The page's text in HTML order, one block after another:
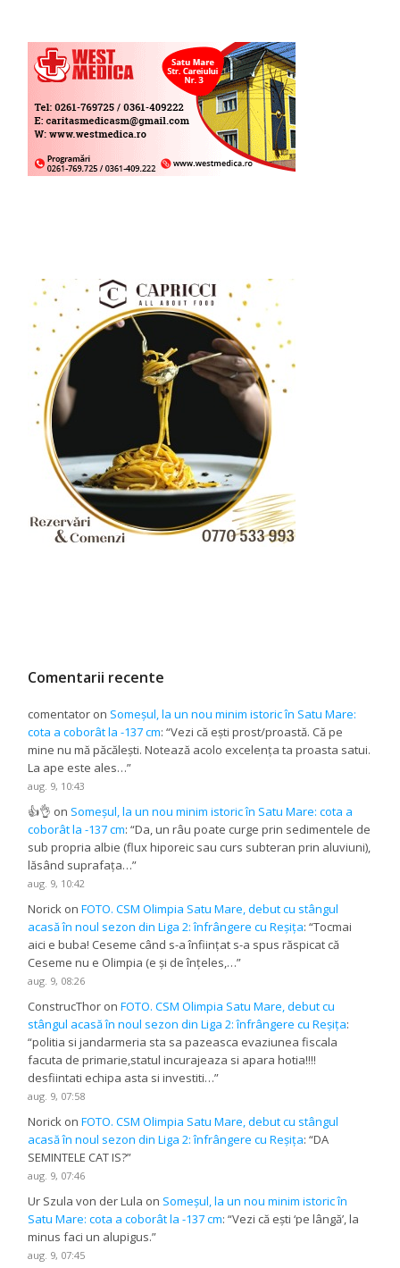
Comentarii recente
comentator on Someșul, la un nou minim istoric în Satu Mare:
cota a coborât la -137 cm: “Vezi că ești prost/proastă. Că pe
mine nu mă păcălești. Notează acolo excelența ta proasta satui.
La ape este ales…”
aug. 9, 10:43
👍👌 on Someșul, la un nou minim istoric în Satu Mare: cota a
coborât la -137 cm: “Da, un râu poate curge prin sedimentele de
sub propria albie (flux hiporeic sau curs subteran prin aluviuni),
lăsând suprafața…”
aug. 9, 10:42
Norick onFOTO. CSM Olimpia Satu Mare, debut cu stângul
acasă în noul sezon din Liga 2: înfrângere cu Reșița: “Tocmai
aici e buba! Ceseme când s-a înființat s-a spus răspicat că
Ceseme nu e Olimpia (e și de înțeles,…”
aug. 9, 08:26
ConstrucThor onFOTO. CSM Olimpia Satu Mare, debut cu
stângul acasă în noul sezon din Liga 2: înfrângere cu Reșița:
“politia si jandarmeria sta sa pazeasca evaziunea fiscala
facuta de primarie,statul incurajeaza si apara hotia!!!!
desfiintati echipa asta si investiti…”
aug. 9, 07:58
Norick onFOTO. CSM Olimpia Satu Mare, debut cu stângul
acasă în noul sezon din Liga 2: înfrângere cu Reșița: “DA
SEMINTELE CAT IS?”
aug. 9, 07:46
Ur Szula von der Lula on Someșul, la un nou minim istoric în
Satu Mare: cota a coborât la -137 cm: “Vezi că ești ‘pe lângă’, la
minus faci un alupigus.”
aug. 9, 07:45